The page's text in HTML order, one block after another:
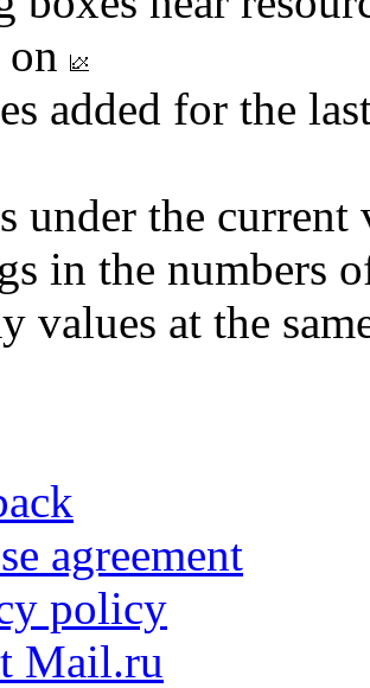
added for the
under the
in the numbers
values at the
agreement
policy
Mail.ru